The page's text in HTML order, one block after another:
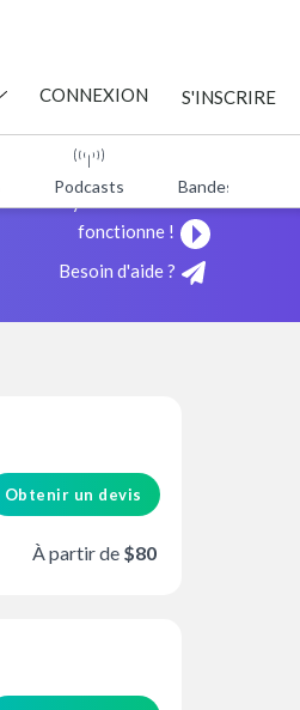
CONNEXION S'INSCRIRE
Podcasts Bandes
fonctionne !
Besoin d'aide ?
Obtenir un devis
À partir de $80